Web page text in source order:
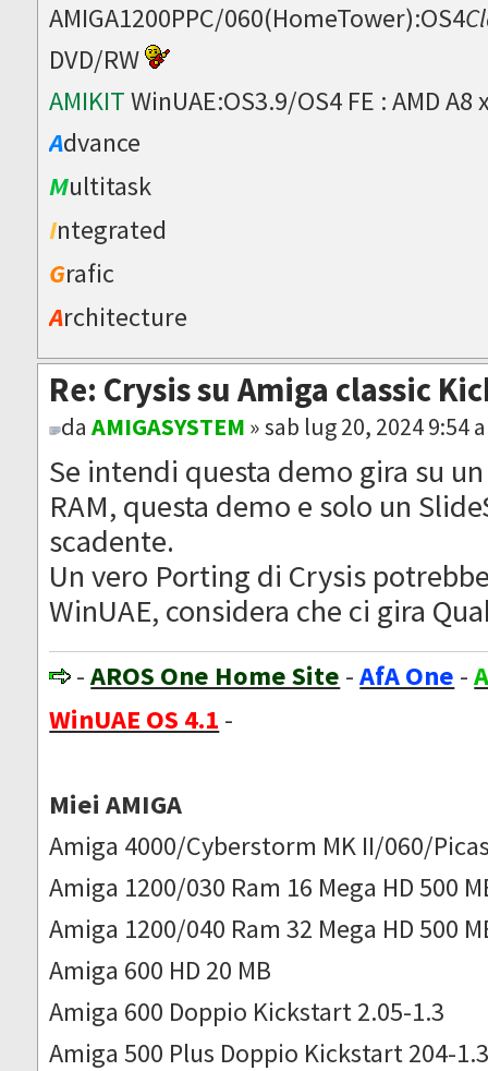
AMIGA1200PPC/060(HomeTower):OS4
DVD/RW
AMIKITWinUAE:OS3.9/OS4 FE : AMD A8
Advance
Multitask
Integrated
Grafic
Architecture
Re: Crysis su Amiga classic
daAMIGASYSTEM » sab lug 20, 2024 9:54
Se intendi questa demo gira su
RAM, questa demo e solo un
scadente.
Un vero Porting di Crysis
WinUAE, considera che ci gira
-AROS One Home Site -AfA One -
WinUAE OS 4.1 -
Miei AMIGA
Amiga 4000/Cyberstorm MK II/060/
Amiga 1200/030 Ram 16 Mega HD 500
Amiga 1200/040 Ram 32 Mega HD 500
Amiga 600 HD 20 MB
Amiga 600 Doppio Kickstart 2.05-1.3
Amiga 500 Plus Doppio Kickstart 204-